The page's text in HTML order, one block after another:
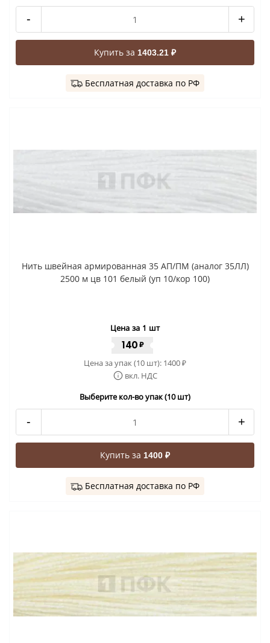
- +
Купить за 1403.21 ₽
Бесплатная доставка по РФ
Нить швейная армированная 35 АП/ПМ (аналог 35ЛЛ)
2500 м цв 101 белый (уп 10/кор 100)
Цена за 1 шт
140 ₽
Цена за упак (10 шт): 1400₽
вкл. НДС
Выберите кол-во упак (10 шт)
- +
Купить за 1400 ₽
Бесплатная доставка по РФ